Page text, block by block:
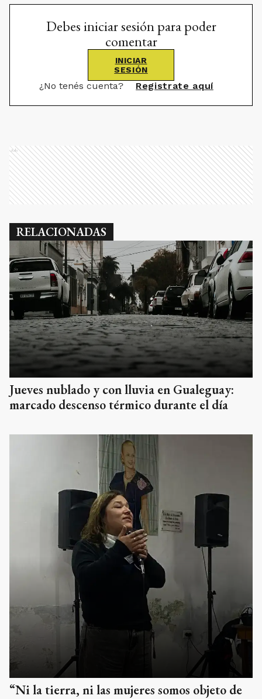
Debes iniciar sesión para poder
comentar
INICIAR
SESIÓN
¿No tenés cuenta? Registrate aquí
Ads
RELACIONADAS
Jueves nublado y con lluvia en Gualeguay:
marcado descenso térmico durante el día
“Ni la tierra, ni las mujeres somos objeto de